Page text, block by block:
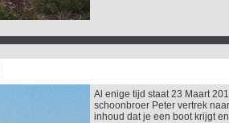
Al enige tijd staat 23 Maart
schoonbroer Peter vertrek
inhoud dat je een boot krijgt